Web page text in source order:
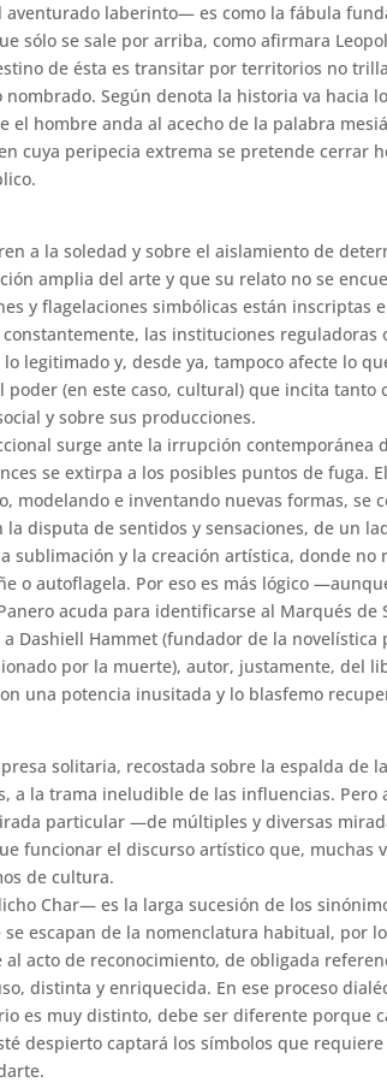
laberinto— es como la fábula
sólo se sale por arriba, como afirmara
de ésta es transitar por territorios no
Según denota la historia va hacia
el hombre anda al acecho de la palabra
cuya peripecia extrema se pretende cerrar
a la soledad y sobre el aislamiento de
amplia del arte y que su relato no se
y flagelaciones simbólicas están inscriptas
las instituciones
legitimado y, desde ya, tampoco afecte lo
(en este caso, cultural) que incita tanto
y sobre sus producciones.
surge ante la irrupción
se extirpa a los posibles puntos de fuga.
modelando e inventando nuevas formas, se
la disputa de sentidos y sensaciones, de un
sublimación y la creación artística, donde no
o autoflagela. Por eso es más lógico
acuda para identificarse al Marqués de
Dashiell Hammet (fundador de la novelística
por la muerte), autor, justamente, del
una potencia inusitada y lo blasfemo
solitaria, recostada sobre la espalda de
a la trama ineludible de las influencias.
particular —de múltiples y diversas
funcionar el discurso artístico que, muchas
de cultura.
Char— es la larga sucesión de los
se escapan de la nomenclatura habitual, por
acto de reconocimiento, de obligada
distinta y enriquecida. En ese proceso
es muy distinto, debe ser diferente porque
despierto captará los símbolos que